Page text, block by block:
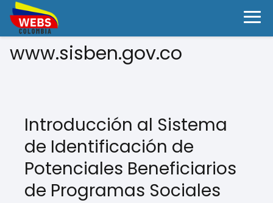
www.sisben.gov.co
Introducción al Sistema
de Identificación de
Potenciales Beneficiarios
de Programas Sociales